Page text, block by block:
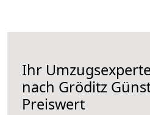
Ihr
nach Gröditz
Preiswert